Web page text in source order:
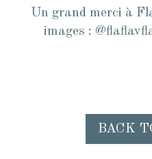
Un grand merci à
images :
BACK